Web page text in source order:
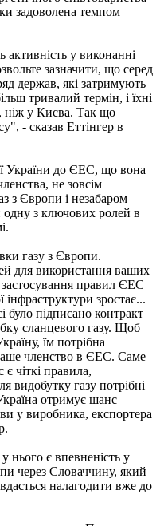
задоволена темпом
у виконанні
зазначити, що серед
держав, які затримують
тривалий термін, і їхні
ніж у Києва. Так що
- сказав Еттінгер в
України до ЄЕС, що вона
не зовсім
з Європи і незабаром
одну з ключових ролей в
газу з Європи.
для використання ваших
застосування правил ЄЕС
зростає...
було підписано контракт
сланцевого газу. Щоб
їм потрібна
членство в ЄЕС. Саме
чіткі правила,
видобутку газу потрібні
отримує шанс
у виробника, експортера
нього є впевненість у
через Словаччину, який
налагодити вже до